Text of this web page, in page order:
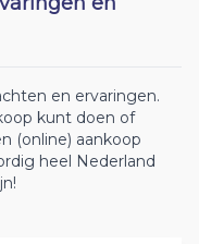
en ervaringen.
kunt doen of
(online) aankoop
heel Nederland